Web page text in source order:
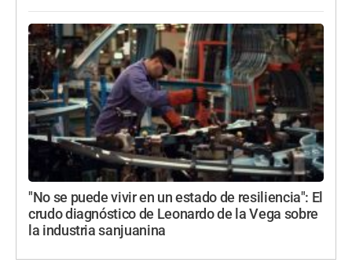
"No se puede vivir en un estado de resiliencia": El
crudo diagnóstico de Leonardo de la Vega sobre
la industria sanjuanina